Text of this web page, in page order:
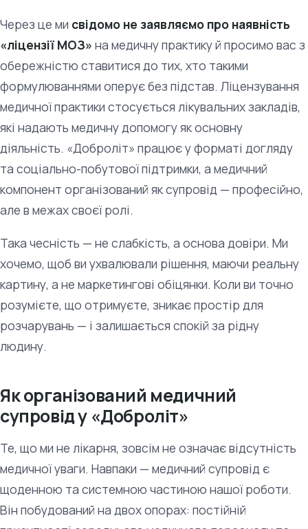
Через це ми свідомо не заявляємо про наявність
«ліцензії МОЗ» на медичну практику й просимо вас з
обережністю ставитися до тих, хто такими
формулюваннями оперує без підстав. Ліцензування
медичної практики стосується лікувальних закладів,
які надають медичну допомогу як основну
діяльність. «Доброліт» працює у форматі догляду
та соціально-побутової підтримки, а медичний
компонент організований як супровід — професійно,
але в межах своєї ролі.
Така чесність — не слабкість, а основа довіри. Ми
хочемо, щоб ви ухвалювали рішення, маючи реальну
картину, а не маркетингові обіцянки. Коли ви точно
розумієте, що отримуєте, зникає простір для
розчарувань — і залишається спокій за рідну
людину.
Як організований медичний
супровід у «Доброліт»
Те, що ми не лікарня, зовсім не означає відсутність
медичної уваги. Навпаки — медичний супровід є
щоденною та системною частиною нашої роботи.
Він побудований на двох опорах: постійній